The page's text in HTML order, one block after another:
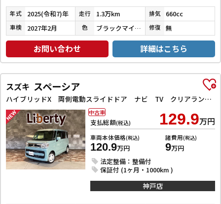
年式 2025(令和7)年 走行 1.3万km 排気 660cc
車検 2027年2月 色 ブラックマイカメタリック 修復 無
お問い合わせ 詳細はこちら
スズキ スペーシア
ハイブリッドX 両側電動スライドドア ナビ TV クリアランスソナー レーンアシスト 衝突被害軽減システム オートライト スマートキー アイドリングストップ 電動格納ミラー シートヒーター ベンチシート CVT
支払総額(税込) 129.9万円
車両本体価格(税込)
120.9万円
諸費用(税込)
9万円
法定整備：整備付
保証付 (1ヶ月・1000km )
中古車
神戸店